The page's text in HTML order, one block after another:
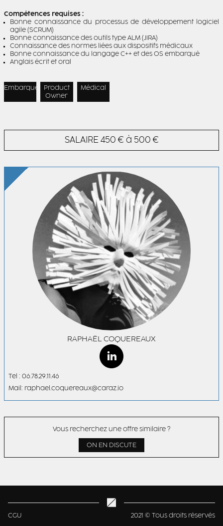
Compétences requises :
Bonne connaissance du processus de développement logiciel
agile (SCRUM)
Bonne connaissance des outils type ALM (JIRA)
Connaissance des normes liées aux dispositifs médicaux
Bonne connaissance du langage C++ et des OS embarqué
Anglais écrit et oral
Embarqué
Product
Owner
Médical
SALAIRE 450 € à 500 €
RAPHAËL COQUEREAUX
Tel : 06.78.29.11.46
Mail: raphael.coquereaux@caraz.io
Vous recherchez une offre similaire ?
ON EN DISCUTE
CGU 2021 © Tous droits réservés